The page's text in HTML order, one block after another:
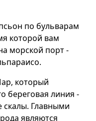
по бульварам
которой вам
морской порт -
который
береговая линия -
скалы. Главными
являются